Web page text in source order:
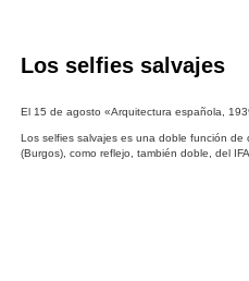
Los selfies salvajes
El 15 de agosto «Arquitectura española,
Los selfies salvajes es una doble función
(Burgos), como reflejo, también doble, del